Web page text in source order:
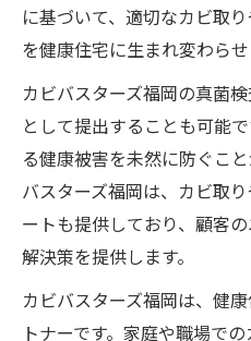
に基づいて、適切なカビ取
を健康住宅に生まれ変わらせ
カビバスターズ福岡の真菌
として提出することも可能
る健康被害を未然に防ぐこ
バスターズ福岡は、カビ取
ートも提供しており、顧客
解決策を提供します。
カビバスターズ福岡は、健
トナーです。家庭や職場で